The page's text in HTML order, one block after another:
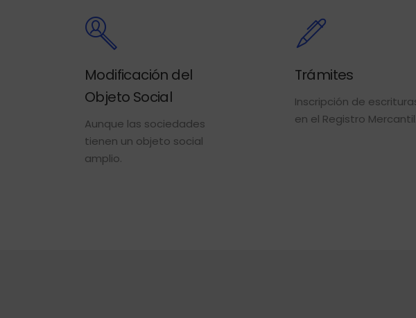
Modificación del
Objeto Social
Aunque las sociedades
tienen un objeto social
amplio.
Trámites
Inscripción de
en el Registro Mercantil.